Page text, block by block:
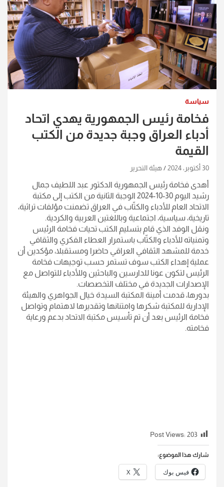
سياسة
فخامة رئيس الجمهورية يهدي اتحاد
أدباء العراق وجبة جديدة من الكتب
القيمة
30 أكتوبر، 2024 هيئة التحرير
أهدى فخامة رئيس الجمهورية الدكتور عبد اللطيف جمال
رشيد اليوم 30-10-2024 الوجبة الثانية من الكتب إلى مكتبة
الاتحاد العام للأدباء والكتّاب في العراق تضمنت مؤلفات تراثية،
تاريخية، سياسية، اجتماعية وباللغتين العربية والكردية.
ونقل الوفد الذي قام بتسليم الكتب تحيات فخامة الرئيس
وتمنياته للأدباء والكتّاب باستمرار العطاء الفكري والثقافي
خدمة للمشهد الثقافي العراقي حاضرا ومستقبلا، مؤكدين أن
عملية إهداء الكتب سوف تستمر حسب توجيهات فخامة
الرئيس لتكون عونا للدارسين والباحثين وللأدباء للتواصل مع
الإصدارات الجديدة في مختلف التخصصات.
بدورها، قدمت أمينة المكتبة السيدة خيال الجواهري والهيئة
الإدارية للمكتبة شكرها وامتنانها وتقديرها لاهتمام وتواصل
فخامة الرئيس بعد أن تم تأسيس مكتبة الاتحاد بدعم ورعاية
فخامته.
Post Views: 203
شارك هذا الموضوع:
فيس بوك X